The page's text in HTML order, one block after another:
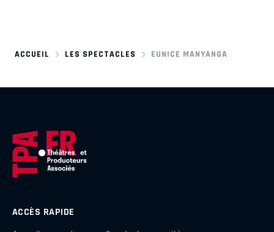
ACCUEIL LES SPECTACLES EUNICE MANYANGA
ACCÈS RAPIDE